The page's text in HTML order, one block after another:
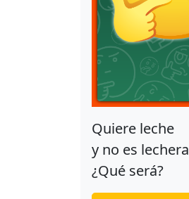
Quiere leche
y no es lechera
¿Qué será?